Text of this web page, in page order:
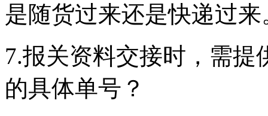
是随货过来还是快递过来
7.报关资料交接时，需
的具体单号？